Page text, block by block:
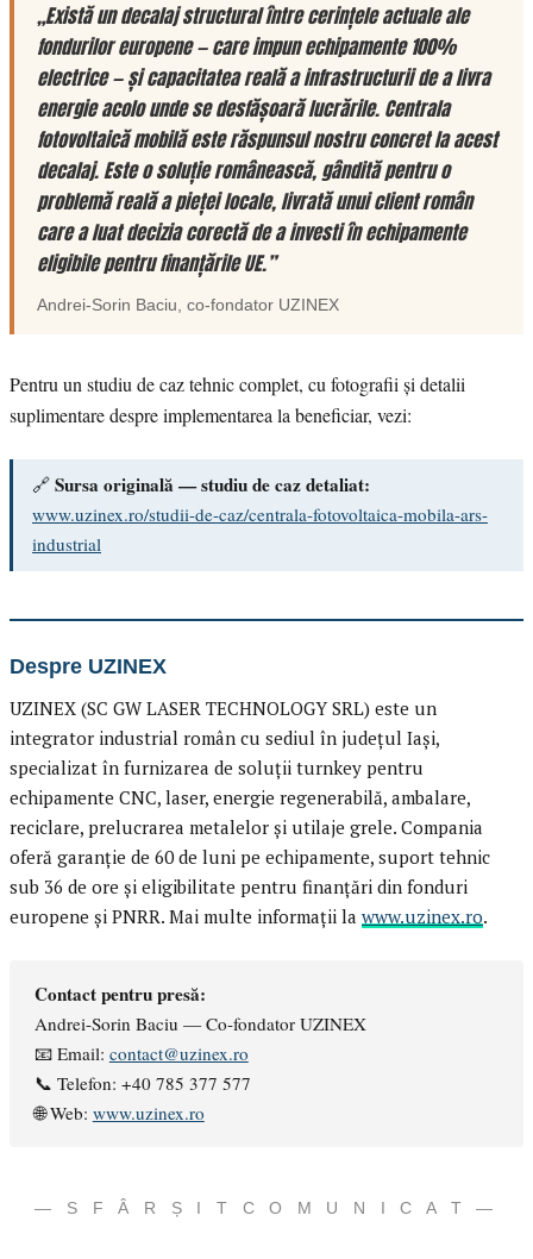
„Există un decalaj structural între cerințele actuale ale
fondurilor europene — care impun echipamente 100%
electrice — și capacitatea reală a infrastructurii de a livra
energie acolo unde se desfășoară lucrările. Centrala
fotovoltaică mobilă este răspunsul nostru concret la acest
decalaj. Este o soluție românească, gândită pentru o
problemă reală a pieței locale, livrată unui client român
care a luat decizia corectă de a investi în echipamente
eligibile pentru finanțările UE.”
Andrei-Sorin Baciu, co-fondator UZINEX
Pentru un studiu de caz tehnic complet, cu fotografii și detalii
suplimentare despre implementarea la beneficiar, vezi:
🔗 Sursa originală — studiu de caz detaliat:
www.uzinex.ro/studii-de-caz/centrala-fotovoltaica-mobila-ars-
industrial
Despre UZINEX
UZINEX (SC GW LASER TECHNOLOGY SRL) este un
integrator industrial român cu sediul în județul Iași,
specializat în furnizarea de soluții turnkey pentru
echipamente CNC, laser, energie regenerabilă, ambalare,
reciclare, prelucrarea metalelor și utilaje grele. Compania
oferă garanție de 60 de luni pe echipamente, suport tehnic
sub 36 de ore și eligibilitate pentru finanțări din fonduri
europene și PNRR. Mai multe informații la www.uzinex.ro.
Contact pentru presă:
Andrei-Sorin Baciu — Co-fondator UZINEX
📧 Email: contact@uzinex.ro
📞 Telefon: +40 785 377 577
🌐 Web: www.uzinex.ro
— S F Â R Ș I T C O M U N I C A T —